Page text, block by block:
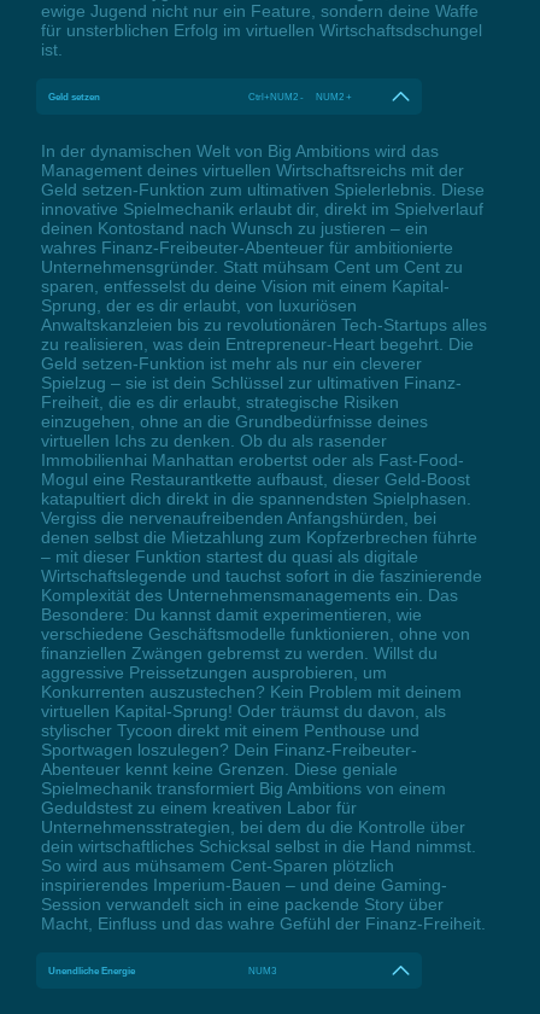
ewige Jugend nicht nur ein Feature, sondern deine Waffe
für unsterblichen Erfolg im virtuellen Wirtschaftsdschungel
ist.
Geld setzen Ctrl+NUM2 - NUM2 +
In der dynamischen Welt von Big Ambitions wird das
Management deines virtuellen Wirtschaftsreichs mit der
Geld setzen-Funktion zum ultimativen Spielerlebnis. Diese
innovative Spielmechanik erlaubt dir, direkt im Spielverlauf
deinen Kontostand nach Wunsch zu justieren – ein
wahres Finanz-Freibeuter-Abenteuer für ambitionierte
Unternehmensgründer. Statt mühsam Cent um Cent zu
sparen, entfesselst du deine Vision mit einem Kapital-
Sprung, der es dir erlaubt, von luxuriösen
Anwaltskanzleien bis zu revolutionären Tech-Startups alles
zu realisieren, was dein Entrepreneur-Heart begehrt. Die
Geld setzen-Funktion ist mehr als nur ein cleverer
Spielzug – sie ist dein Schlüssel zur ultimativen Finanz-
Freiheit, die es dir erlaubt, strategische Risiken
einzugehen, ohne an die Grundbedürfnisse deines
virtuellen Ichs zu denken. Ob du als rasender
Immobilienhai Manhattan erobertst oder als Fast-Food-
Mogul eine Restaurantkette aufbaust, dieser Geld-Boost
katapultiert dich direkt in die spannendsten Spielphasen.
Vergiss die nervenaufreibenden Anfangshürden, bei
denen selbst die Mietzahlung zum Kopfzerbrechen führte
– mit dieser Funktion startest du quasi als digitale
Wirtschaftslegende und tauchst sofort in die faszinierende
Komplexität des Unternehmensmanagements ein. Das
Besondere: Du kannst damit experimentieren, wie
verschiedene Geschäftsmodelle funktionieren, ohne von
finanziellen Zwängen gebremst zu werden. Willst du
aggressive Preissetzungen ausprobieren, um
Konkurrenten auszustechen? Kein Problem mit deinem
virtuellen Kapital-Sprung! Oder träumst du davon, als
stylischer Tycoon direkt mit einem Penthouse und
Sportwagen loszulegen? Dein Finanz-Freibeuter-
Abenteuer kennt keine Grenzen. Diese geniale
Spielmechanik transformiert Big Ambitions von einem
Geduldstest zu einem kreativen Labor für
Unternehmensstrategien, bei dem du die Kontrolle über
dein wirtschaftliches Schicksal selbst in die Hand nimmst.
So wird aus mühsamem Cent-Sparen plötzlich
inspirierendes Imperium-Bauen – und deine Gaming-
Session verwandelt sich in eine packende Story über
Macht, Einfluss und das wahre Gefühl der Finanz-Freiheit.
Unendliche Energie NUM3